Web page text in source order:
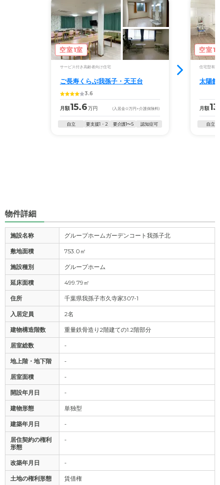
空室1室
サービス付き高齢者向け住宅
ご長寿くらぶ我孫子・天王台
3.6
月額15.6万円 (入居金0万円 +介護保険料)
自立 要支援1・2 要介護1〜5 認知症可
空室1
住宅型有料
太陽
月額
自立
物件詳細
施設名称 グループホームガーデンコート我孫子北
敷地面積 753.0㎡
施設種別 グループホーム
延床面積 499.79㎡
住所 千葉県我孫子市久寺家307-1
入居定員 2名
建物構造階数 重量鉄骨造り2階建ての1.2階部分
居室総数 -
地上階・地下階 -
居室面積 -
開設年月日 -
建物形態 単独型
建築年月日 -
居住契約の権利
形態
-
改築年月日 -
土地の権利形態 賃借権